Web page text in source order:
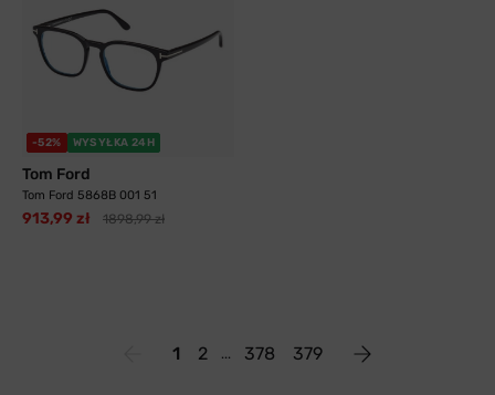
-52% WYSYŁKA 24H
Tom Ford
Tom Ford 5868B 001 51
913,99 zł 1898,99 zł
1 2 378 379